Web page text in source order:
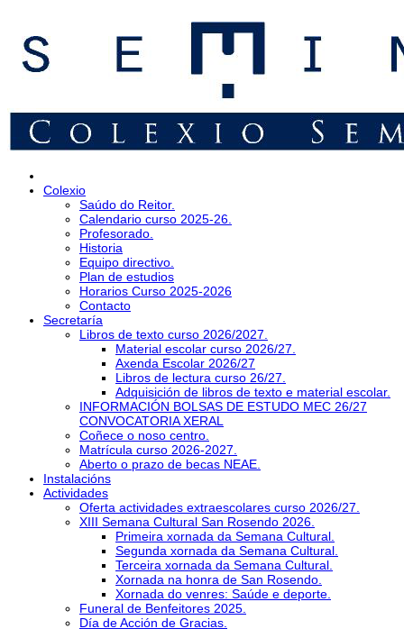
Colexio
Saúdo do Reitor.
Calendario curso 2025-26.
Profesorado.
Historia
Equipo directivo.
Plan de estudios
Horarios Curso 2025-2026
Contacto
Secretaría
Libros de texto curso 2026/2027.
Material escolar curso 2026/27.
Axenda Escolar 2026/27
Libros de lectura curso 26/27.
Adquisición de libros de texto e material escolar.
INFORMACIÓN BOLSAS DE ESTUDO MEC 26/27
CONVOCATORIA XERAL
Coñece o noso centro.
Matrícula curso 2026-2027.
Aberto o prazo de becas NEAE.
Instalacións
Actividades
Oferta actividades extraescolares curso 2026/27.
XIII Semana Cultural San Rosendo 2026.
Primeira xornada da Semana Cultural.
Segunda xornada da Semana Cultural.
Terceira xornada da Semana Cultural.
Xornada na honra de San Rosendo.
Xornada do venres: Saúde e deporte.
Funeral de Benfeitores 2025.
Día de Acción de Gracias.